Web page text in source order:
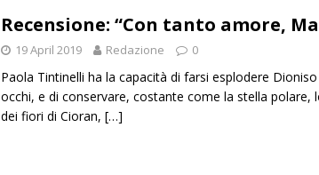
Recensione: “Con tanto amore,
19 April 2019 Redazione 0
Paola Tintinelli ha la capacità di farsi esplodere
occhi, e di conservare, costante come la stella polare,
dei fiori di Cioran, […]